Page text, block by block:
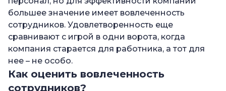
большее значение имеет вовлеченность
сотрудников. Удовлетворенность еще
сравнивают с игрой в одни ворота, когда
компания старается для работника, а тот для
нее – не особо.
Как оценить вовлеченность
сотрудников?